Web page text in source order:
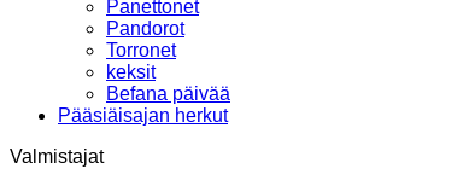
Panettonet
Pandorot
Torronet
keksit
Befana päivää
Pääsiäisajan herkut
Valmistajat